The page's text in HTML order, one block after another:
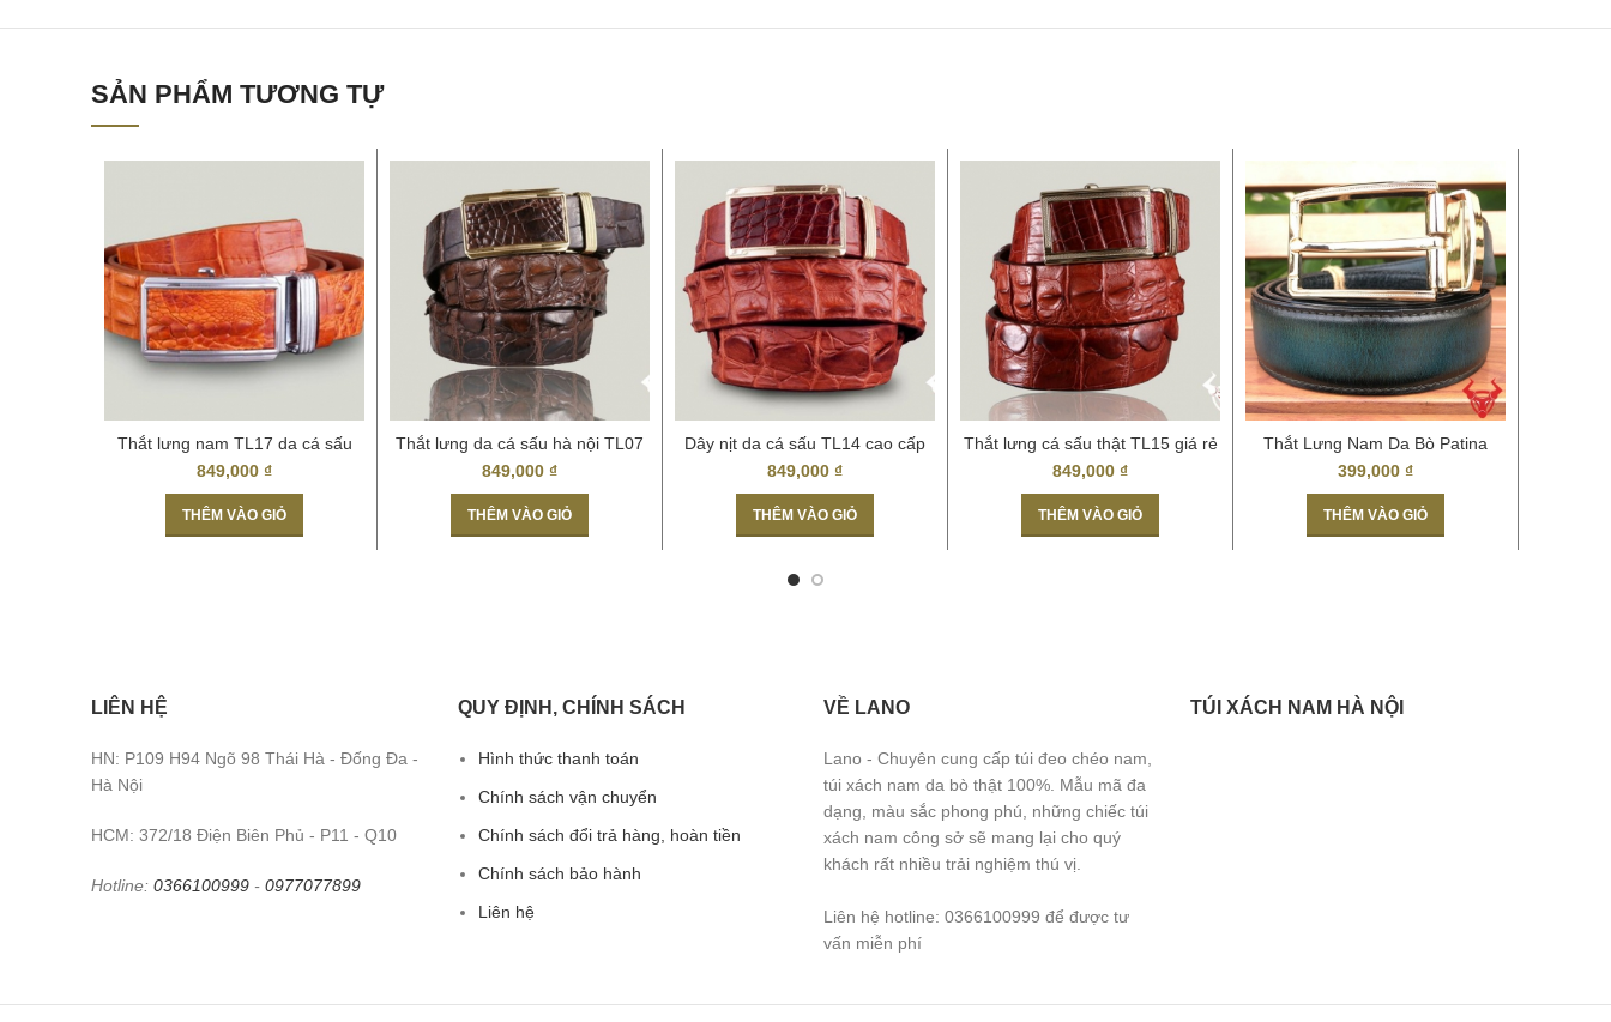
SẢN PHẨM TƯƠNG TỰ
Thắt lưng nam TL17 da cá sấu
thật
849,000 ₫
THÊM VÀO GIỎ
Thắt lưng da cá sấu hà nội TL07
giá rẻ
849,000 ₫
THÊM VÀO GIỎ
Dây nịt da cá sấu TL14 cao cấp
849,000 ₫
THÊM VÀO GIỎ
Thắt lưng cá sấu thật TL15 giá rẻ
tphcm
849,000 ₫
THÊM VÀO GIỎ
Thắt Lưng Nam Da Bò Patina
TLP01 Cao Cấp
399,000 ₫
THÊM VÀO GIỎ
LIÊN HỆ
HN: P109 H94 Ngõ 98 Thái Hà - Đống Đa -
Hà Nội
HCM: 372/18 Điện Biên Phủ - P11 - Q10
Hotline: 0366100999 - 0977077899
QUY ĐỊNH, CHÍNH SÁCH
Hình thức thanh toán
Chính sách vận chuyển
Chính sách đổi trả hàng, hoàn tiền
Chính sách bảo hành
Liên hệ
VỀ LANO
Lano - Chuyên cung cấp túi đeo chéo nam,
túi xách nam da bò thật 100%. Mẫu mã đa
dạng, màu sắc phong phú, những chiếc túi
xách nam công sở sẽ mang lại cho quý
khách rất nhiều trải nghiệm thú vị.
Liên hệ hotline: 0366100999 để được tư
vấn miễn phí
TÚI XÁCH NAM HÀ NỘI